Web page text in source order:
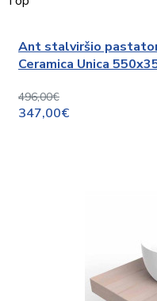
Ant stalviršio
Ceramica Unica
496,00€
347,00€